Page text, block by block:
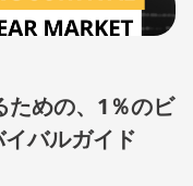
ための、1％のビ
バルガイド